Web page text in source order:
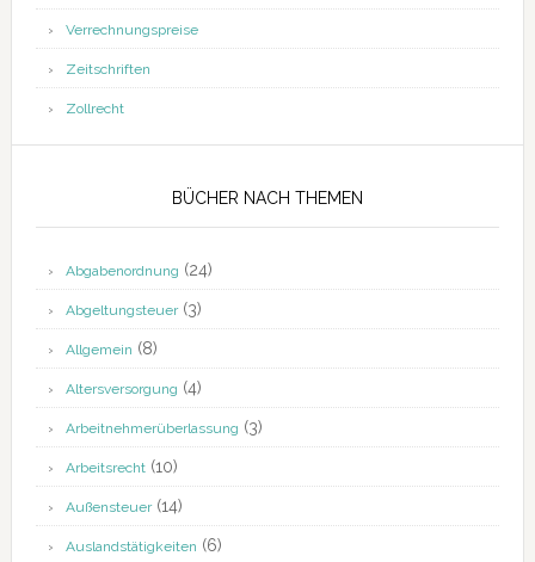
Verrechnungspreise
Zeitschriften
Zollrecht
BÜCHER NACH THEMEN
Abgabenordnung (24)
Abgeltungsteuer(3)
Allgemein (8)
Altersversorgung (4)
Arbeitnehmerüberlassung (3)
Arbeitsrecht(10)
Außensteuer(14)
Auslandstätigkeiten (6)